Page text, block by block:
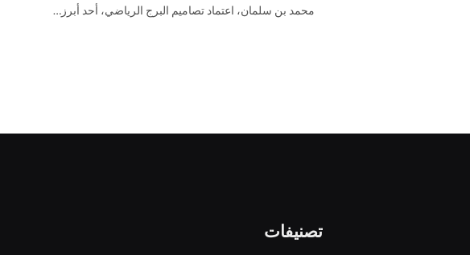
محمد بن سلمان، اعتماد تصاميم البرج الرياضي، أحد أبرز…
تصنيفات